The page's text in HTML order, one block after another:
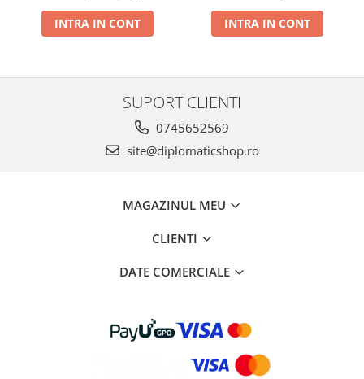
INTRA IN CONT
INTRA IN CONT
SUPORT CLIENTI
0745652569
site@diplomaticshop.ro
MAGAZINUL MEU
CLIENTI
DATE COMERCIALE